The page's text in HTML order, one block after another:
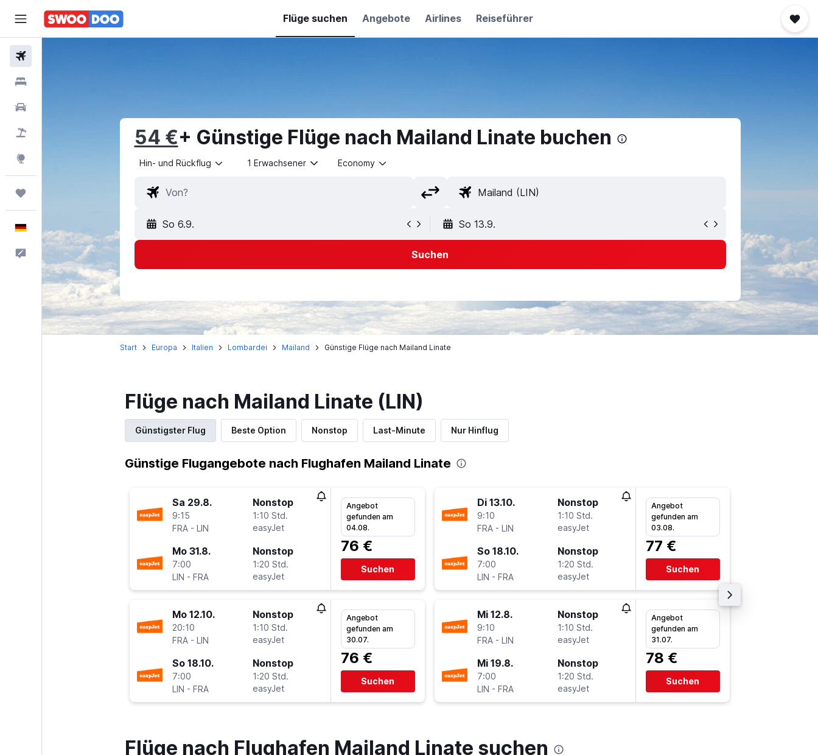
Flüge suchen Angebote Airlines Reiseführer
Feedback
54 €+ Günstige Flüge nach Mailand Linate buchen
Hin- und Rückflug 1 Erwachsener Economy
So 6.9. So 13.9.
Suchen
Start Europa Italien Lombardei Mailand Günstige Flüge nach Mailand Linate
Flüge nach Mailand Linate (LIN)
Günstigster Flug Beste Option Nonstop Last-Minute Nur Hinflug
Günstige Flugangebote nach Flughafen Mailand Linate
Sa 29.8.
9:15
FRA - LIN
Nonstop
1:10 Std.
easyJet
Mo 31.8.
7:00
LIN - FRA
Nonstop
1:20 Std.
easyJet
Angebot
gefunden am
04.08.
76 €
Suchen
Mo 12.10.
20:10
FRA - LIN
Nonstop
1:10 Std.
easyJet
So 18.10.
7:00
LIN - FRA
Nonstop
1:20 Std.
easyJet
Angebot
gefunden am
30.07.
76 €
Suchen
Di 13.10.
9:10
FRA - LIN
Nonstop
1:10 Std.
easyJet
So 18.10.
7:00
LIN - FRA
Nonstop
1:20 Std.
easyJet
Angebot
gefunden am
03.08.
77 €
Suchen
Mi 12.8.
9:10
FRA - LIN
Nonstop
1:10 Std.
easyJet
Mi 19.8.
7:00
LIN - FRA
Nonstop
1:20 Std.
easyJet
Angebot
gefunden am
31.07.
78 €
Suchen
Flüge nach Flughafen Mailand Linate suchen